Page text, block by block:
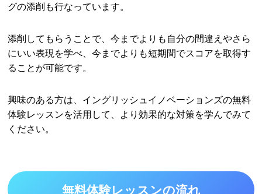
グの添削も行なっています。
添削してもらうことで、今までよりも自分の間違えやさら
にいい表現を学べ、今までよりも短期間でスコアを取得す
ることが可能です。
興味のある方は、イングリッシュイノベーションズの無料
体験レッスンを活用して、より効果的な対策を学んでみて
ください。
無料体験レッスンの流れ